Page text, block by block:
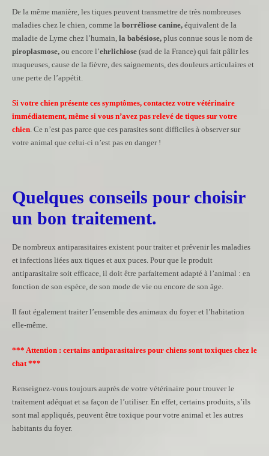
De la même manière, les tiques peuvent transmettre de très nombreuses
maladies chez le chien, comme la borréliose canine, équivalent de la
maladie de Lyme chez l’humain, la babésiose, plus connue sous le nom de
piroplasmose, ou encore l’ehrlichiose (sud de la France) qui fait pâlir les
muqueuses, cause de la fièvre, des saignements, des douleurs articulaires et
une perte de l’appétit.
Si votre chien présente ces symptômes, contactez votre vétérinaire
immédiatement, même si vous n’avez pas relevé de tiques sur votre
chien. Ce n’est pas parce que ces parasites sont difficiles à observer sur
votre animal que celui-ci n’est pas en danger !
Quelques conseils pour choisir
un bon traitement.
De nombreux antiparasitaires existent pour traiter et prévenir les maladies
et infections liées aux tiques et aux puces. Pour que le produit
antiparasitaire soit efficace, il doit être parfaitement adapté à l’animal : en
fonction de son espèce, de son mode de vie ou encore de son âge.
Il faut également traiter l’ensemble des animaux du foyer et l’habitation
elle-même.
*** Attention : certains antiparasitaires pour chiens sont toxiques chez le
chat ***
Renseignez-vous toujours auprès de votre vétérinaire pour trouver le
traitement adéquat et sa façon de l’utiliser. En effet, certains produits, s’ils
sont mal appliqués, peuvent être toxique pour votre animal et les autres
habitants du foyer.